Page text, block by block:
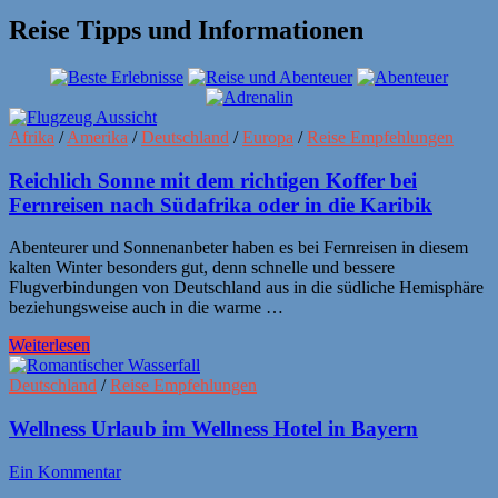
Reise Tipps und Informationen
Afrika /Amerika /Deutschland /Europa /Reise Empfehlungen
Reichlich Sonne mit dem richtigen Koffer bei
Fernreisen nach Südafrika oder in die Karibik
Abenteurer und Sonnenanbeter haben es bei Fernreisen in diesem
kalten Winter besonders gut, denn schnelle und bessere
Flugverbindungen von Deutschland aus in die südliche Hemisphäre
beziehungsweise auch in die warme …
Weiterlesen
Deutschland /Reise Empfehlungen
Wellness Urlaub im Wellness Hotel in Bayern
Ein Kommentar